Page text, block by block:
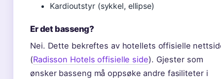
Kardioutstyr (sykkel, ellipse)
Er det basseng?
Nei. Dette bekreftes av hotellets offisielle
(Radisson Hotels offisielle side). Gjester som
ønsker basseng må oppsøke andre fasiliteter i